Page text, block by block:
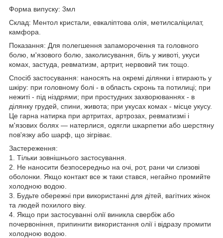
Форма випуску: 3мл
Склад: Ментол кристали, евкаліптова олія, метилсаліцилат,
камфора.
Показання: Для полегшення запаморочення та головного
болю, м'язового болю, заколисування, біль у животі, укуси
комах, застуда, ревматизм, артрит, нервовий тик тощо.
Спосіб застосування: наносять на окремі ділянки і втирають у
шкіру: при головному болі - в область скронь та потилиці; при
нежиті - під ніздрями; при простудних захворюваннях - в
ділянку грудей, спини, живота; при укусах комах - місце укусу.
Це гарна натирка при артритах, артрозах, ревматизмі і
м'язових болях — натерлися, одягли шкарпетки або шерстяну
пов'язку або шарф, що зігріває.
Застереження:
1. Тільки зовнішнього застосування.
2. Не наносити безпосередньо на очі, рот, рани чи слизові
оболонки. Якщо контакт все ж таки стався, негайно промийте
холодною водою.
3. Будьте обережні при використанні для дітей, вагітних жінок
та людей похилого віку.
4. Якщо при застосуванні олії виникла свербіж або
почервоніння, припинити використання олії і відразу промити
холодною водою.